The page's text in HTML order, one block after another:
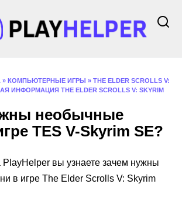
» КОМПЬЮТЕРНЫЕ ИГРЫ » THE ELDER SCROLLS V:
ИНФОРМАЦИЯ THE ELDER SCROLLS V: SKYRIM
необычные
ТES V-Skyrim SE?
PlayHelper вы узнаете зачем нужны
в игре The Elder Scrolls V: Skyrim